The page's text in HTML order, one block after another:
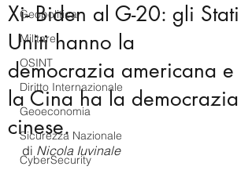
Geopolitica
Militare
OSINT
Diritto Internazionale
Geoeconomia
Sicurezza Nazionale
CyberSecurity
Xi- Biden al G-20: gli Stati
Uniti hanno la
democrazia americana e
la Cina ha la democrazia
cinese.
di Nicola Iuvinale